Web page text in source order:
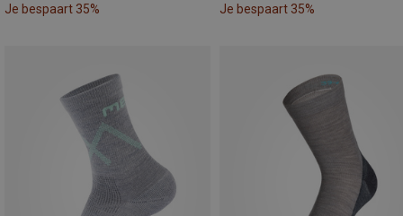
Je bespaart 35% Je bespaart 35%